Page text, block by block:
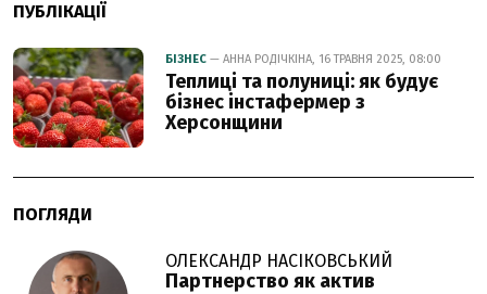
ПУБЛІКАЦІЇ
БІЗНЕС — АННА РОДІЧКІНА, 16 ТРАВНЯ 2025, 08:00
Теплиці та полуниці: як будує
бізнес інстафермер з
Херсонщини
ПОГЛЯДИ
ОЛЕКСАНДР НАСІКОВСЬКИЙ
Партнерство як актив